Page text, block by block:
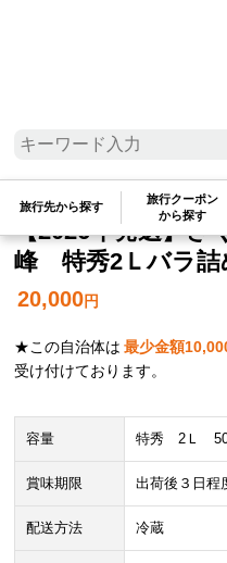
旅行先から探す
旅行クーポン
から探す
東北地方 山形県 中山町
【2026年発送】
峰 特秀2Ｌバラ詰
20,000円
★この自治体は 最少金額
受け付けております。
容量 特秀 2Ｌ
賞味期限 出荷後３日程
配送方法 冷蔵